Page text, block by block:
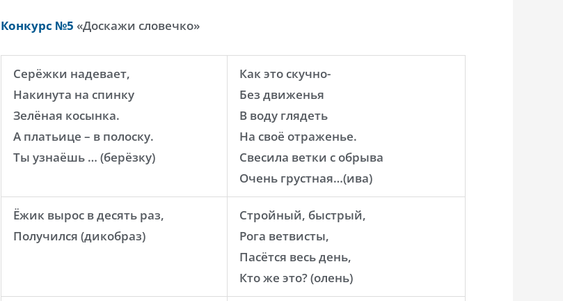
Конкурс №5 «Доскажи словечко»
Серёжки надевает,
Накинута на спинку
Зелёная косынка.
А платьице – в полоску.
Ты узнаёшь … (берёзку)
Как это скучно-
Без движенья
В воду глядеть
На своё отраженье.
Свесила ветки с обрыва
Очень грустная…(ива)
Ёжик вырос в десять раз,
Получился (дикобраз)
Стройный, быстрый,
Рога ветвисты,
Пасётся весь день,
Кто же это? (олень)